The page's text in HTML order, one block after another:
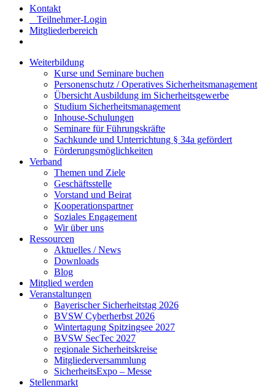
Kontakt
Teilnehmer-Login
Mitgliederbereich
Weiterbildung
Kurse und Seminare buchen
Personenschutz / Operatives Sicherheitsmanagement
Übersicht Ausbildung im Sicherheitsgewerbe
Studium Sicherheitsmanagement
Inhouse-Schulungen
Seminare für Führungskräfte
Sachkunde und Unterrichtung § 34a gefördert
Förderungsmöglichkeiten
Verband
Themen und Ziele
Geschäftsstelle
Vorstand und Beirat
Kooperationspartner
Soziales Engagement
Wir über uns
Ressourcen
Aktuelles / News
Downloads
Blog
Mitglied werden
Veranstaltungen
Bayerischer Sicherheitstag 2026
BVSW Cyberherbst 2026
Wintertagung Spitzingsee 2027
BVSW SecTec 2027
regionale Sicherheitskreise
Mitgliederversammlung
SicherheitsExpo – Messe
Stellenmarkt